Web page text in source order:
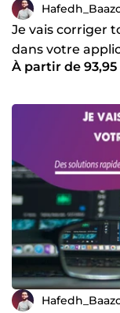
Je vais corriger
dans votre
À partir de 93,95